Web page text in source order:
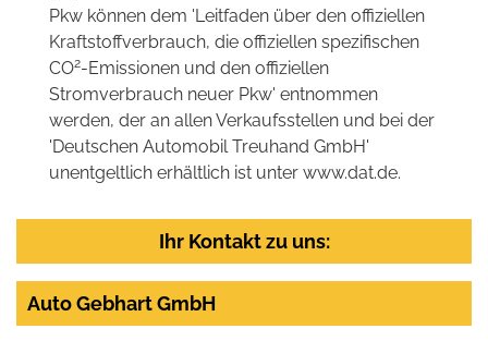
Pkw können dem 'Leitfaden über den offiziellen
Kraftstoffverbrauch, die offiziellen spezifischen
CO2-Emissionen und den offiziellen
Stromverbrauch neuer Pkw' entnommen
werden, der an allen Verkaufsstellen und bei der
'Deutschen Automobil Treuhand GmbH'
unentgeltlich erhältlich ist unter www.dat.de.
Ihr Kontakt zu uns:
Auto Gebhart GmbH